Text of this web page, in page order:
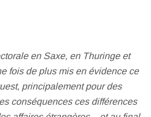
en Saxe, en Thuringe et
fois de plus mis en évidence ce
principalement pour des
conséquences ces différences